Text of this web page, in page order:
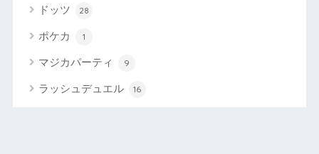
ドッツ 28
ポケカ 1
マジカパーティ 9
ラッシュデュエル 16